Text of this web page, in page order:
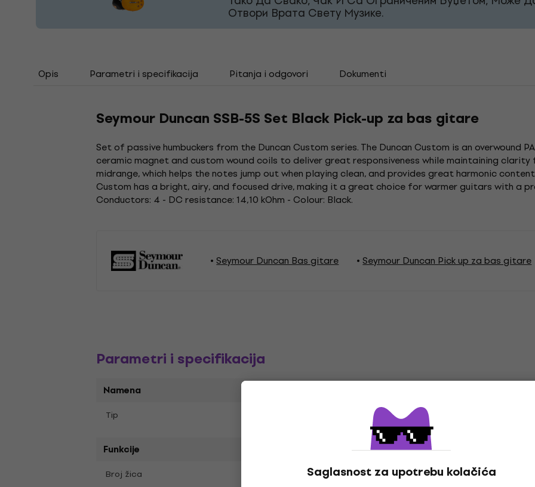
Saglasnost za upotrebu kolačića
Отвори Врата Свету Музике.
Opis Parametri i specifikacija Pitanja i odgovori Dokumenti
Seymour Duncan SSB-5S Set Black Pick-up za bas gitare
Set of passive humbuckers from the Duncan Custom series. The Duncan Custom is an overwound
ceramic magnet and custom wound coils to deliver great responsiveness while maintaining
midrange, which helps the notes jump out when playing clean, and provides great harmonic
Custom has a bright, airy, and focused drive, making it a great choice for warmer guitars with a
Conductors: 4 - DC resistance: 14,10 kOhm - Colour: Black.
Seymour Duncan Bas gitare Seymour Duncan Pick up za bas gitare
Parametri i specifikacija
Namena
Tip
Funkcije
Broj žica